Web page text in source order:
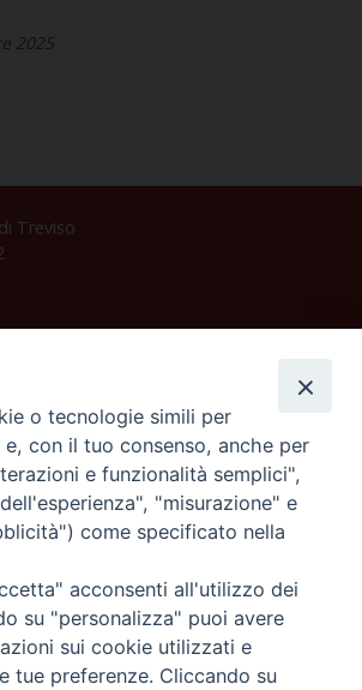
2025
Treviso
o tecnologie simili per
con il tuo consenso, anche per
e funzionalità semplici",
"misurazione" e
come specificato nella
acconsenti all'utilizzo dei
su "personalizza" puoi avere
sui cookie utilizzati e
tue preferenze. Cliccando su